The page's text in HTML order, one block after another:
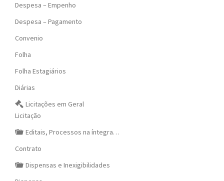
Despesa – Empenho
Despesa – Pagamento
Convenio
Folha
Folha Estagiários
Diárias
Licitações em Geral
Licitação
Editais, Processos na íntegra…
Contrato
Dispensas e Inexigibilidades